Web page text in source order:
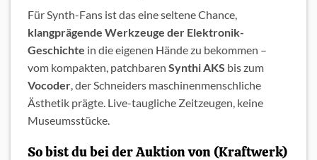
Für Synth-Fans ist das eine seltene Chance,
klangprägende Werkzeuge der Elektronik-
Geschichte in die eigenen Hände zu bekommen –
vom kompakten, patchbaren Synthi AKS bis zum
Vocoder, der Schneiders maschinenmenschliche
Ästhetik prägte. Live-taugliche Zeitzeugen, keine
Museumsstücke.
So bist du bei der Auktion von (Kraftwerk)